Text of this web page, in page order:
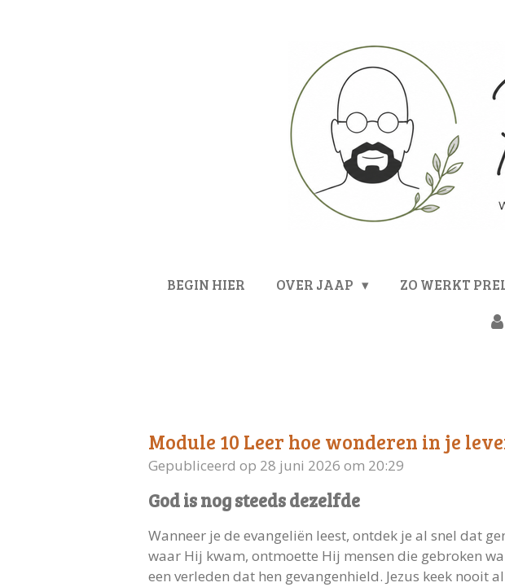
BEGIN HIER OVER JAAP ZO WERKT
Module 10 Leer hoe wonderen in je
Gepubliceerd op 28 juni 2026 om 20:29
God is nog steeds dezelfde
Wanneer je de evangeliën leest, ontdek je al snel dat
waar Hij kwam, ontmoette Hij mensen die gebroken
een verleden dat hen gevangenhield. Jezus keek